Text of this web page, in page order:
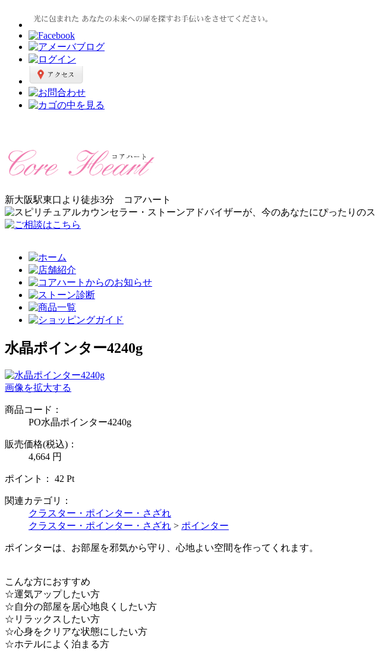
新大阪駅東口より徒歩3分 コアハート
水晶ポインター4240g
画像を拡大する
商品コード：
PO水晶ポインター4240g
販売価格(税込)：
4,664 円
ポイント： 42 Pt
関連カテゴリ：
クラスター・ポインター・さざれ
クラスター・ポインター・さざれ > ポインター
ポインターは、お部屋を邪気から守り、心地よい空間を作ってくれます。
こんな方におすすめ
☆運気アップしたい方
☆自分の部屋を居心地良くしたい方
☆リラックスしたい方
☆心身をクリアな状態にしたい方
☆ホテルによく泊まる方